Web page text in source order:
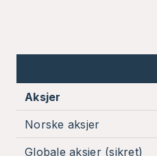
Aksjer
Norske aksjer
Globale aksjer (sikret)